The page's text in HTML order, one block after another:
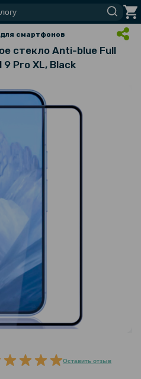
смартфонов
стекло Anti-blue Full
Pro XL, Black
Оставить отзыв